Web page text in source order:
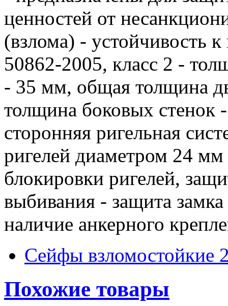
ценностей от
(взлома) - устойчивость
50862-2005, класс 2 -
- 35 мм, общая толщина
толщина боковых стенок
сторонняя ригельная
ригелей диаметром 24 мм
блокировки ригелей,
выбивания - защита
наличие анкерного
Сейфы взломостойкие
Похожие товары